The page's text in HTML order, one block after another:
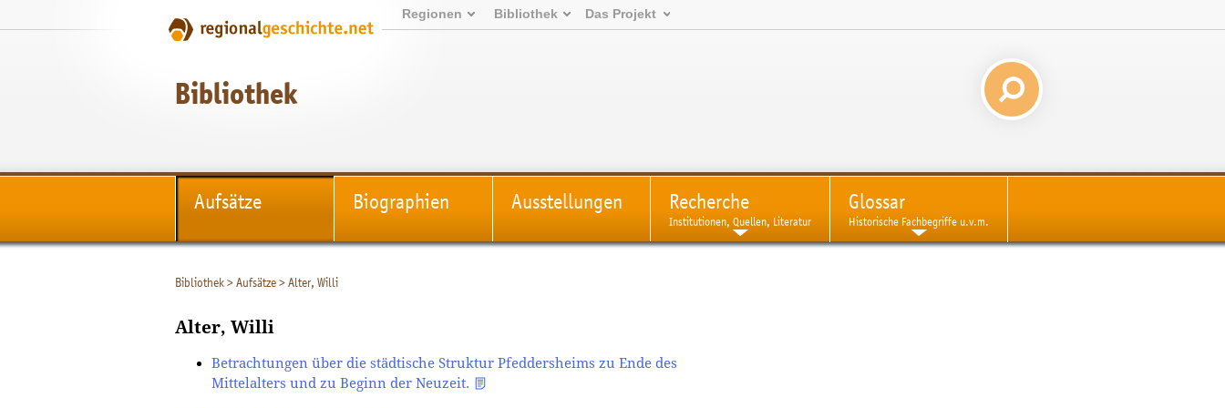
Regionen Bibliothek Das Projekt
Bibliothek
Aufsätze Biographien Ausstellungen Recherche
Institutionen, Quellen, Literatur
Glossar
Historische Fachbegriffe u.v.m.
Bibliothek>Aufsätze>Alter, Willi
Alter, Willi
Betrachtungen über die städtische Struktur Pfeddersheims zu Ende des
Mittelalters und zu Beginn der Neuzeit.